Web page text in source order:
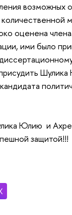
возможных
оценена
ими было
Юлию и
защитой!!!